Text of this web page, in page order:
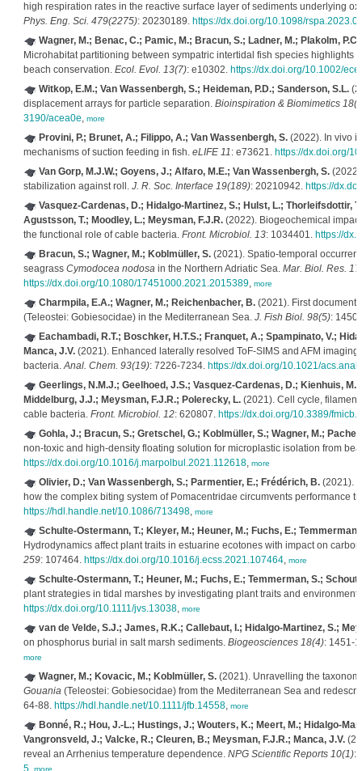
high respiration rates in the reactive surface layer of sediments underlying
Phys. Eng. Sci. 479(2275): 20230189. https://dx.doi.org/10.1098/
Wagner, M.; Benac, C.; Pamic, M.; Bracun, S.; Ladner, M.; Plakolm,
Microhabitat partitioning between sympatric intertidal fish species highlights
beach conservation. Ecol. Evol. 13(7): e10302. https://dx.doi.org/10.1002/
Witkop, E.M.; Van Wassenbergh, S.; Heideman, P.D.; Sanderson, S.L.
displacement arrays for particle separation. Bioinspiration & Biomimetics
3190/acea0e, more
Provini, P.; Brunet, A.; Filippo, A.; Van Wassenbergh, S.(2022). In vivo
mechanisms of suction feeding in fish. eLIFE 11: e73621. https://dx.doi.org/
Van Gorp, M.J.W.; Goyens, J.; Alfaro, M.E.; Van Wassenbergh, S.
stabilization against roll. J. R. Soc. Interface 19(189): 20210942. https://
Vasquez-Cardenas, D.; Hidalgo-Martinez, S.; Hulst, L.; Thorleifsdottir,
Agustsson, T.; Moodley, L.; Meysman, F.J.R.(2022). Biogeochemical
the functional role of cable bacteria. Front. Microbiol. 13: 1034401. https://
Bracun, S.; Wagner, M.; Koblmüller, S.(2021). Spatio-temporal
seagrass Cymodocea nodosain the Northern Adriatic Sea. Mar. Biol. Res.
https://dx.doi.org/10.1080/17451000.2021.2015389, more
Charmpila, E.A.; Wagner, M.; Reichenbacher, B.(2021). First
(Teleostei: Gobiesocidae) in the Mediterranean Sea. J. Fish Biol. 98(5):
Eachambadi, R.T.; Boschker, H.T.S.; Franquet, A.; Spampinato, V.;
Manca, J.V.(2021). Enhanced laterally resolved ToF-SIMS and AFM
bacteria.Anal. Chem. 93(19): 7226-7234. https://dx.doi.org/10.1021/
Geerlings, N.M.J.; Geelhoed, J.S.; Vasquez-Cardenas, D.; Kienhuis,
Middelburg, J.J.; Meysman, F.J.R.; Polerecky, L.(2021). Cell cycle,
cable bacteria. Front. Microbiol. 12: 620807. https://dx.doi.org/10.3389/
Gohla, J.; Bracun, S.; Gretschel, G.; Koblmüller, S.; Wagner, M.;
non-toxic and high-density floating solution for microplastic isolation from
https://dx.doi.org/10.1016/j.marpolbul.2021.112618, more
Olivier, D.; Van Wassenbergh, S.; Parmentier, E.; Frédérich, B.(2021).
how the complex biting system of Pomacentridae circumvents performance
https://hdl.handle.net/10.1086/713498, more
Schulte-Ostermann, T.; Kleyer, M.; Heuner, M.; Fuchs, E.;
Hydrodynamics affect plant traits in estuarine ecotones with impact on
259: 107464. https://dx.doi.org/10.1016/j.ecss.2021.107464, more
Schulte-Ostermann, T.; Heuner, M.; Fuchs, E.; Temmerman, S.;
plant strategies in tidal marshes by investigating plant traits and
https://dx.doi.org/10.1111/jvs.13038, more
van de Velde, S.J.; James, R.K.; Callebaut, I.; Hidalgo-Martinez, S.;
on phosphorus burial in salt marsh sediments. Biogeosciences 18(4): 1451-
more
Wagner, M.; Kovacic, M.; Koblmüller, S.(2021). Unravelling the
Gouania(Teleostei: Gobiesocidae) from the Mediterranean Sea and
64-88. https://hdl.handle.net/10.1111/jfb.14558, more
Bonné, R.; Hou, J.-L.; Hustings, J.; Wouters, K.; Meert, M.; Hidalgo-
Vangronsveld, J.; Valcke, R.; Cleuren, B.; Meysman, F.J.R.; Manca, J.V.
reveal an Arrhenius temperature dependence. NPG Scientific Reports 10(1):
5, more